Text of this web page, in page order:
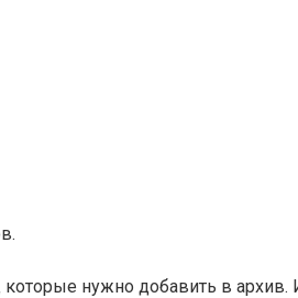
нужно добавить в